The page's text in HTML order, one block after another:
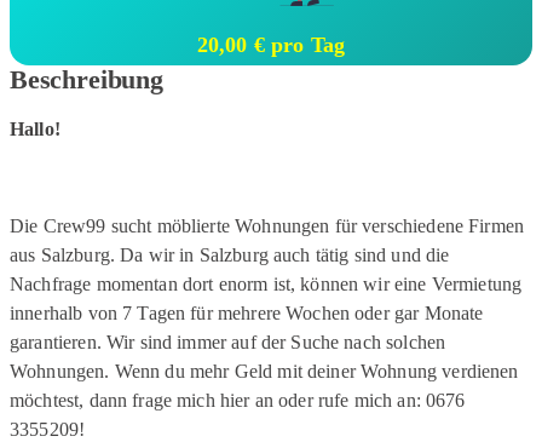
20,00 € pro Tag
Beschreibung
Hallo!
Die Crew99 sucht möblierte Wohnungen für verschiedene Firmen
aus Salzburg. Da wir in Salzburg auch tätig sind und die
Nachfrage momentan dort enorm ist, können wir eine Vermietung
innerhalb von 7 Tagen für mehrere Wochen oder gar Monate
garantieren. Wir sind immer auf der Suche nach solchen
Wohnungen. Wenn du mehr Geld mit deiner Wohnung verdienen
möchtest, dann frage mich hier an oder rufe mich an: 0676
3355209!